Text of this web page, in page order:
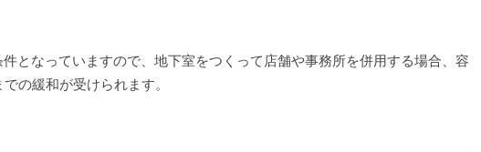
となっていますので、地下室をつくって店舗や事務所を併用する場合、容
の緩和が受けられます。